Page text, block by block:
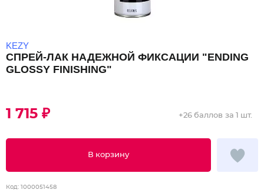
KEZY
СПРЕЙ-ЛАК НАДЕЖНОЙ ФИКСАЦИИ "ENDING
GLOSSY FINISHING"
1 715 ₽
В корзину
+26 баллов за 1 шт.
Код: 1000051458